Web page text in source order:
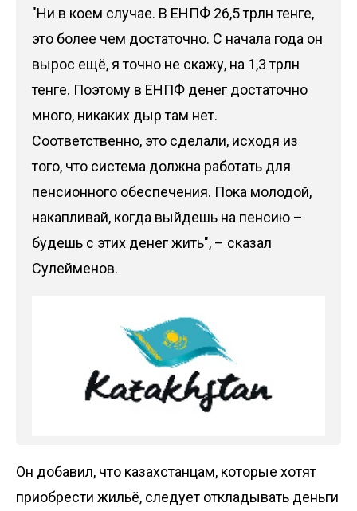
"Ни в коем случае. В ЕНПФ 26,5 трлн тенге,
это более чем достаточно. С начала года он
вырос ещё, я точно не скажу, на 1,3 трлн
тенге. Поэтому в ЕНПФ денег достаточно
много, никаких дыр там нет.
Соответственно, это сделали, исходя из
того, что система должна работать для
пенсионного обеспечения. Пока молодой,
накапливай, когда выйдешь на пенсию –
будешь с этих денег жить", – сказал
Сулейменов.
Он добавил, что казахстанцам, которые хотят
приобрести жильё, следует откладывать деньги